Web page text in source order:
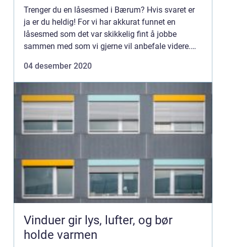
Trenger du en låsesmed i Bærum? Hvis svaret er
ja er du heldig! For vi har akkurat funnet en
låsesmed som det var skikkelig fint å jobbe
sammen med som vi gjerne vil anbefale videre.
utrolig viktig og når m...
04 desember 2020
Vinduer gir lys, lufter, og bør
holde varmen